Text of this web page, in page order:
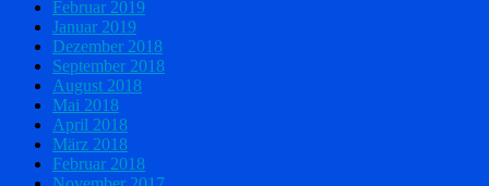
Februar 2019
Januar 2019
Dezember 2018
September 2018
August 2018
Mai 2018
April 2018
März 2018
Februar 2018